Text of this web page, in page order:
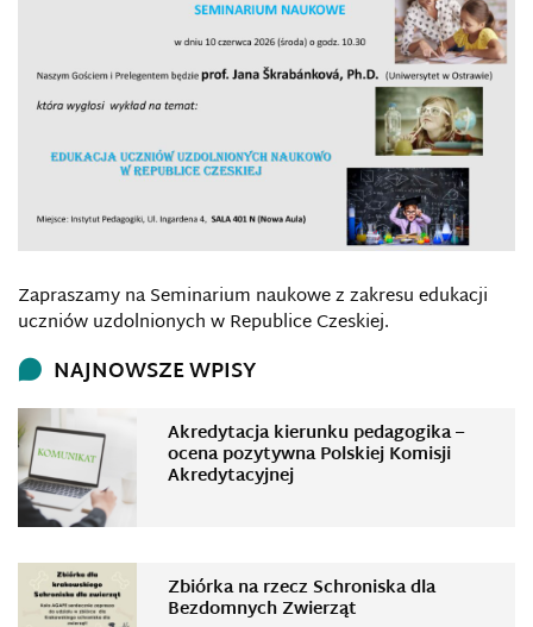
Zapraszamy na Seminarium naukowe z zakresu edukacji
uczniów uzdolnionych w Republice Czeskiej.
NAJNOWSZE WPISY
Akredytacja kierunku pedagogika –
ocena pozytywna Polskiej Komisji
Akredytacyjnej
Zbiórka na rzecz Schroniska dla
Bezdomnych Zwierząt